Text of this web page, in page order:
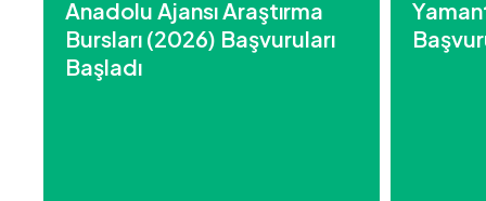
Anadolu Ajansı Araştırma
Bursları (2026) Başvuruları
Başladı